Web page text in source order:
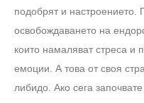
подобрят и настроението.
освобождаването на
които намаляват стреса и
емоции. А това от своя
либидо. Ако сега